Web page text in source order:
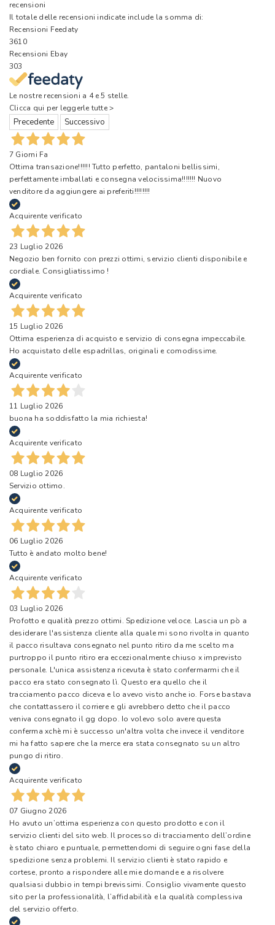
recensioni
Il totale delle recensioni indicate include la somma di:
Recensioni Feedaty
3610
Recensioni Ebay
303
Le nostre recensioni a 4 e 5 stelle.
Clicca qui per leggerle tutte >
Precedente Successivo
7 Giorni Fa
Ottima transazione!!!!!! Tutto perfetto, pantaloni bellissimi,
perfettamente imballati e consegna velocissima!!!!!!! Nuovo
venditore da aggiungere ai preferiti!!!!!!!!
Acquirente verificato
23 Luglio 2026
Negozio ben fornito con prezzi ottimi, servizio clienti disponibile e
cordiale. Consigliatissimo !
Acquirente verificato
15 Luglio 2026
Ottima esperienza di acquisto e servizio di consegna impeccabile.
Ho acquistato delle espadrillas, originali e comodissime.
Acquirente verificato
11 Luglio 2026
buona ha soddisfatto la mia richiesta!
Acquirente verificato
08 Luglio 2026
Servizio ottimo.
Acquirente verificato
06 Luglio 2026
Tutto è andato molto bene!
Acquirente verificato
03 Luglio 2026
Profotto e qualità prezzo ottimi. Spedizione veloce. Lascia un pò a
desiderare l'assistenza cliente alla quale mi sono rivolta in quanto
il pacco risultava consegnato nel punto ritiro da me scelto ma
purtroppo il punto ritiro era eccezionalmente chiuso x imprevisto
personale. L'unica assistenza ricevuta è stato confermarmi che il
pacco era stato consegnato lì. Questo era quello che il
tracciamento pacco diceva e lo avevo visto anche io. Forse bastava
che contattassero il corriere e gli avrebbero detto che il pacco
veniva consegnato il gg dopo. Io volevo solo avere questa
conferma xchè mi è successo un'altra volta che invece il venditore
mi ha fatto sapere che la merce era stata consegnato su un altro
pungo di ritiro.
Acquirente verificato
07 Giugno 2026
Ho avuto un’ottima esperienza con questo prodotto e con il
servizio clienti del sito web. Il processo di tracciamento dell’ordine
è stato chiaro e puntuale, permettendomi di seguire ogni fase della
spedizione senza problemi. Il servizio clienti è stato rapido e
cortese, pronto a rispondere alle mie domande e a risolvere
qualsiasi dubbio in tempi brevissimi. Consiglio vivamente questo
sito per la professionalità, l’affidabilità e la qualità complessiva
del servizio offerto.